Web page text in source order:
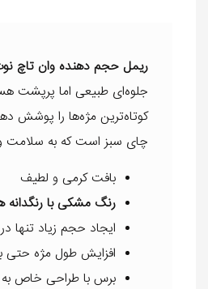
ریمل حجم دهنده وان تاچ
جلوه‌ای طبیعی اما پرپشت
کوتاه‌ترین مژه‌ها را پوشش
چای سبز است که به سلامت و
بافت کرمی و لطیف
رنگ مشکی با رنگدانه
ایجاد حجم زیاد تنها
افزایش طول مژه حتی
برس با طراحی خاص